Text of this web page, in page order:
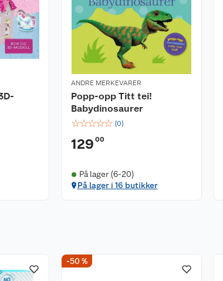
ANDRE MERKEVARER
Popp-opp Titt tei!
Babydinosaurer
☆☆☆☆☆ (0)
129 00
På lager (6-20)
På lager i 16 butikker
-50 %